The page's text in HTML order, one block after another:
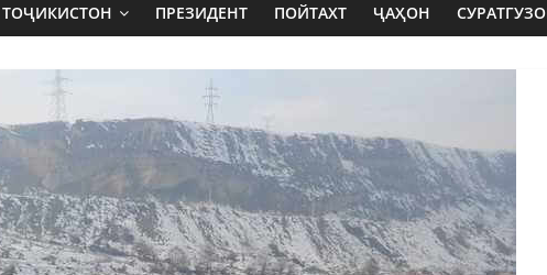
ТОҶИКИСТОН ПРЕЗИДЕНТ ПОЙТАХТ ҶАҲОН